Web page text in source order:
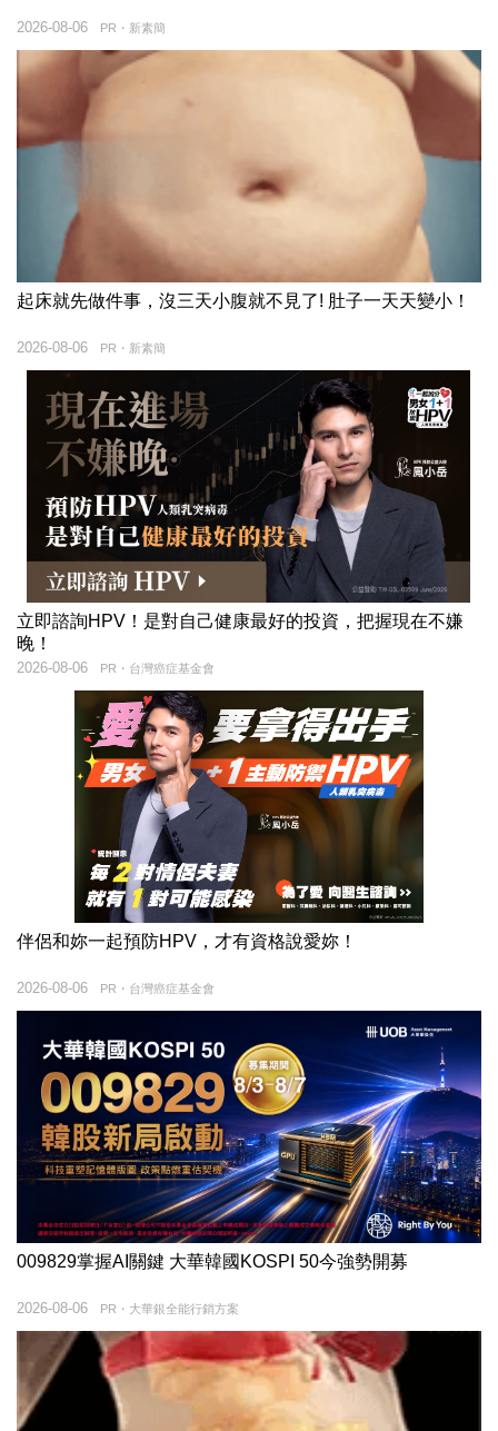
PR・新素簡
2026-08-06
起床就先做件事，沒三天小腹就不見了! 肚子一天天變小！
PR・新素簡
2026-08-06
立即諮詢HPV！是對自己健康最好的投資，把握現在不嫌
晚！
PR・台灣癌症基金會
2026-08-06
伴侶和妳一起預防HPV，才有資格說愛妳！
PR・台灣癌症基金會
2026-08-06
009829掌握AI關鍵 大華韓國KOSPI 50今強勢開募
PR・大華銀全能行銷方案
2026-08-06